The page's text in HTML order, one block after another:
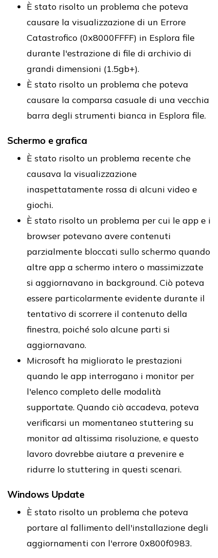
È stato risolto un problema che poteva
causare la visualizzazione di un Errore
Catastrofico (0x8000FFFF) in Esplora file
durante l'estrazione di file di archivio di
grandi dimensioni (1.5gb+).
È stato risolto un problema che poteva
causare la comparsa casuale di una vecchia
barra degli strumenti bianca in Esplora file.
Schermo e grafica
È stato risolto un problema recente che
causava la visualizzazione
inaspettatamente rossa di alcuni video e
giochi.
È stato risolto un problema per cui le app e i
browser potevano avere contenuti
parzialmente bloccati sullo schermo quando
altre app a schermo intero o massimizzate
si aggiornavano in background. Ciò poteva
essere particolarmente evidente durante il
tentativo di scorrere il contenuto della
finestra, poiché solo alcune parti si
aggiornavano.
Microsoft ha migliorato le prestazioni
quando le app interrogano i monitor per
l'elenco completo delle modalità
supportate. Quando ciò accadeva, poteva
verificarsi un momentaneo stuttering su
monitor ad altissima risoluzione, e questo
lavoro dovrebbe aiutare a prevenire e
ridurre lo stuttering in questi scenari.
Windows Update
È stato risolto un problema che poteva
portare al fallimento dell'installazione degli
aggiornamenti con l'errore 0x800f0983.